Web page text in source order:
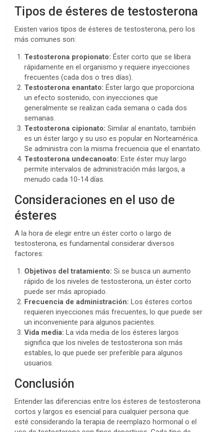
Tipos de ésteres de testosterona
Existen varios tipos de ésteres de testosterona, pero los
más comunes son:
Testosterona propionato: Éster corto que se libera
rápidamente en el organismo y requiere inyecciones
frecuentes (cada dos o tres días).
Testosterona enantato: Éster largo que proporciona
un efecto sostenido, con inyecciones que
generalmente se realizan cada semana o cada dos
semanas.
Testosterona cipionato: Similar al enantato, también
es un éster largo y su uso es popular en Norteamérica.
Se administra con la misma frecuencia que el enantato.
Testosterona undecanoato: Este éster muy largo
permite intervalos de administración más largos, a
menudo cada 10-14 días.
Consideraciones en el uso de
ésteres
A la hora de elegir entre un éster corto o largo de
testosterona, es fundamental considerar diversos
factores:
Objetivos del tratamiento: Si se busca un aumento
rápido de los niveles de testosterona, un éster corto
puede ser más apropiado.
Frecuencia de administración: Los ésteres cortos
requieren inyecciones más frecuentes, lo que puede ser
un inconveniente para algunos pacientes.
Vida media: La vida media de los ésteres largos
significa que los niveles de testosterona son más
estables, lo que puede ser preferible para algunos
usuarios.
Conclusión
Entender las diferencias entre los ésteres de testosterona
cortos y largos es esencial para cualquier persona que
esté considerando la terapia de reemplazo hormonal o el